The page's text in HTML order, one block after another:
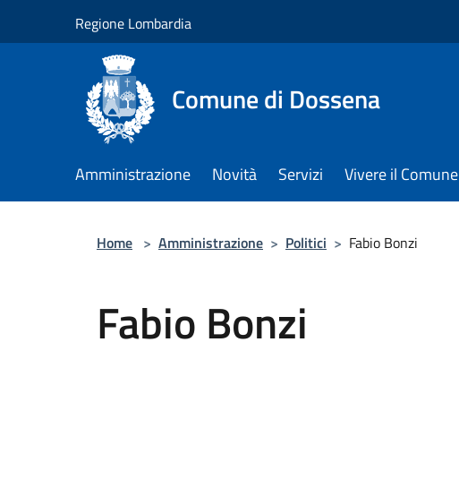
Regione Lombardia
Comune di Dossena
Amministrazione Novità Servizi Vivere il Comune
Home > Amministrazione > Politici > Fabio Bonzi
Fabio Bonzi